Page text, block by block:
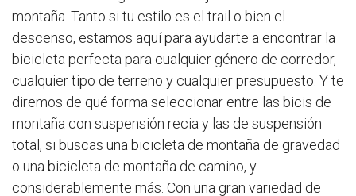
montaña. Tanto si tu estilo es el trail o bien el
descenso, estamos aquí para ayudarte a encontrar la
bicicleta perfecta para cualquier género de corredor,
cualquier tipo de terreno y cualquier presupuesto. Y te
diremos de qué forma seleccionar entre las bicis de
montaña con suspensión recia y las de suspensión
total, si buscas una bicicleta de montaña de gravedad
o una bicicleta de montaña de camino, y
considerablemente más. Con una gran variedad de